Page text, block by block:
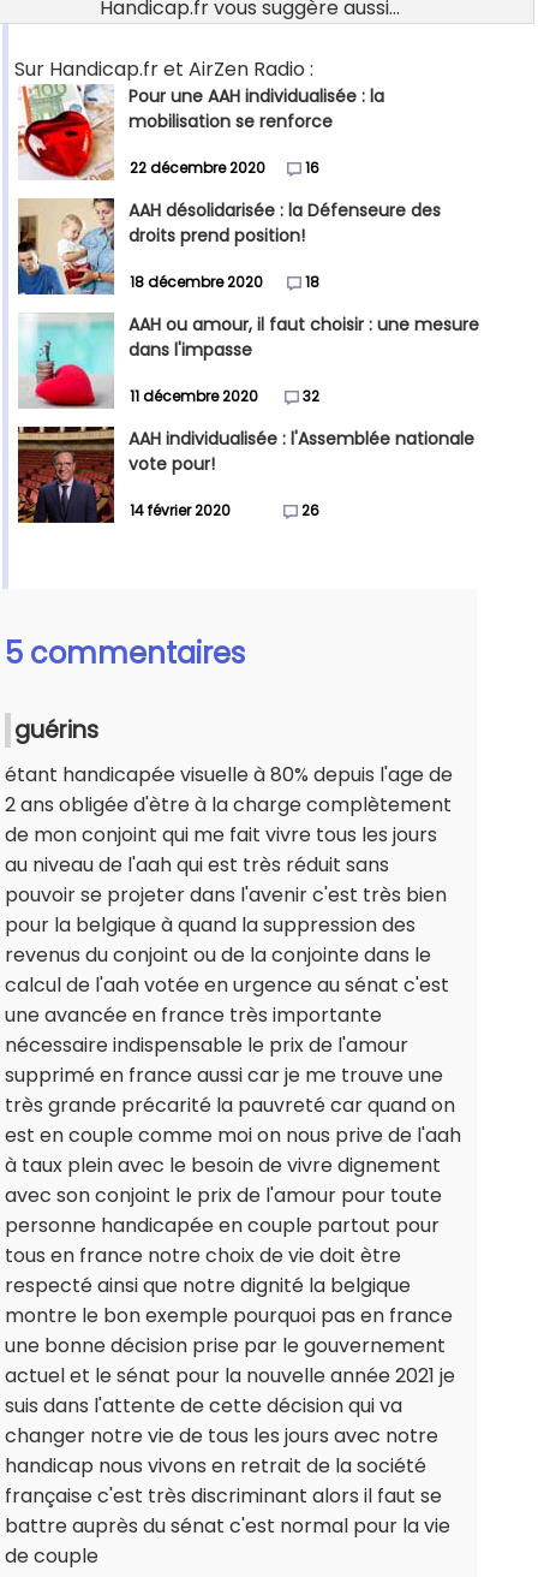
Handicap.fr vous suggère aussi...
Sur Handicap.fr et AirZen Radio :
Pour une AAH individualisée : la
mobilisation se renforce
22 décembre 2020 16
AAH désolidarisée : la Défenseure des
droits prend position!
18 décembre 2020 18
AAH ou amour, il faut choisir : une mesure
dans l'impasse
11 décembre 2020 32
AAH individualisée : l'Assemblée nationale
vote pour!
14 février 2020 26
5 commentaires
guérins
étant handicapée visuelle à 80% depuis l'age de
2 ans obligée d'ètre à la charge complètement
de mon conjoint qui me fait vivre tous les jours
au niveau de l'aah qui est très réduit sans
pouvoir se projeter dans l'avenir c'est très bien
pour la belgique à quand la suppression des
revenus du conjoint ou de la conjointe dans le
calcul de l'aah votée en urgence au sénat c'est
une avancée en france très importante
nécessaire indispensable le prix de l'amour
supprimé en france aussi car je me trouve une
très grande précarité la pauvreté car quand on
est en couple comme moi on nous prive de l'aah
à taux plein avec le besoin de vivre dignement
avec son conjoint le prix de l'amour pour toute
personne handicapée en couple partout pour
tous en france notre choix de vie doit ètre
respecté ainsi que notre dignité la belgique
montre le bon exemple pourquoi pas en france
une bonne décision prise par le gouvernement
actuel et le sénat pour la nouvelle année 2021 je
suis dans l'attente de cette décision qui va
changer notre vie de tous les jours avec notre
handicap nous vivons en retrait de la société
française c'est très discriminant alors il faut se
battre auprès du sénat c'est normal pour la vie
de couple